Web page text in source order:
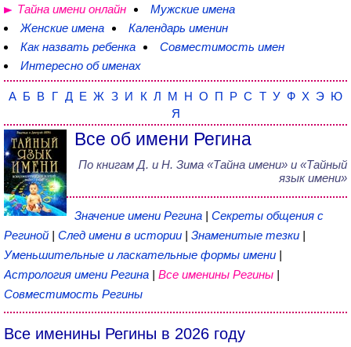
Тайна имени онлайн
Мужские имена
Женские имена
Календарь именин
Как назвать ребенка
Совместимость имен
Интересно об именах
А Б В Г Д Е Ж З И К Л М Н О П Р С Т У Ф Х Э Ю
Я
Все об имени Регина
По книгам Д. и Н. Зима «Тайна имени» и «Тайный
язык имени»
Значение имени Регина | Секреты общения с
Региной | След имени в истории | Знаменитые тезки |
Уменьшительные и ласкательные формы имени |
Астрология имени Регина | Все именины Регины |
Совместимость Регины
Все именины Регины в 2026 году